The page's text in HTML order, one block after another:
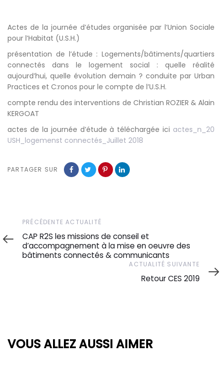
Actes de la journée d’études organisée par l’Union Sociale
pour l’Habitat (U.S.H.)
présentation de l’étude : Logements/bâtiments/quartiers
connectés dans le logement social : quelle réalité
aujourd’hui, quelle évolution demain ? conduite par Urban
Practices et C:ronos pour le compte de l’U.S.H.
compte rendu des interventions de Christian ROZIER & Alain
KERGOAT
actes de la journée d’étude à téléchargée ici actes_n_20
USH_logemenst connectés_Juillet 2018
PARTAGER SUR
Précédente
actualité
PRÉCÉDENTE ACTUALITÉ
CAP R2S les missions de conseil et
d’accompagnement à la mise en oeuvre des
bâtiments connectés & communicants
Actualité
suivante
ACTUALITÉ SUIVANTE
Retour CES 2019
VOUS ALLEZ AUSSI AIMER